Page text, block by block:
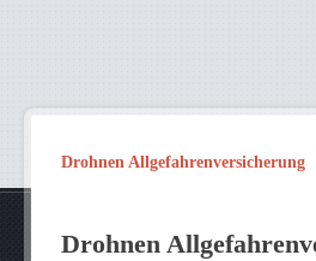
Drohnen Allgefahrenversicherung
Drohnen